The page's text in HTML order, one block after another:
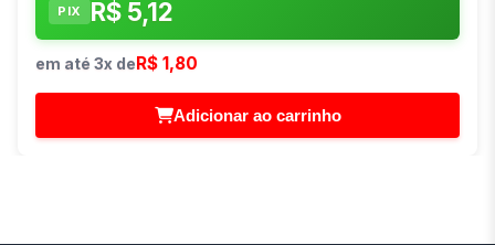
PIX R$ 5,12
em até 3x deR$ 1,80
Adicionar ao carrinho